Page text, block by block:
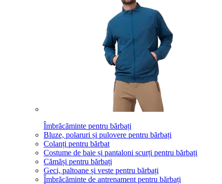
Îmbrăcăminte pentru bărbați
Bluze, polaruri și pulovere pentru bărbați
Colanți pentru bărbat
Costume de baie și pantaloni scurți pentru bărbați
Cămăși pentru bărbați
Geci, paltoane și veste pentru bărbați
Îmbrăcăminte de antrenament pentru bărbați